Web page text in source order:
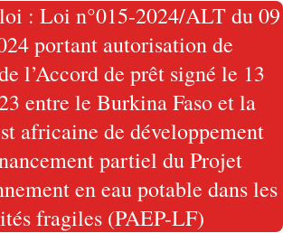
: Loi n°015-2024/ALT du 09
portant autorisation de
l’Accord de prêt signé le 13
entre le Burkina Faso et la
africaine de développement
partiel du Projet
en eau potable dans les
fragiles (PAEP-LF)